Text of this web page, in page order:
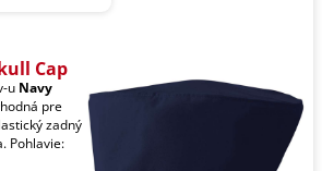
Cap
u Navy
pre
zadný
Pohlavie: